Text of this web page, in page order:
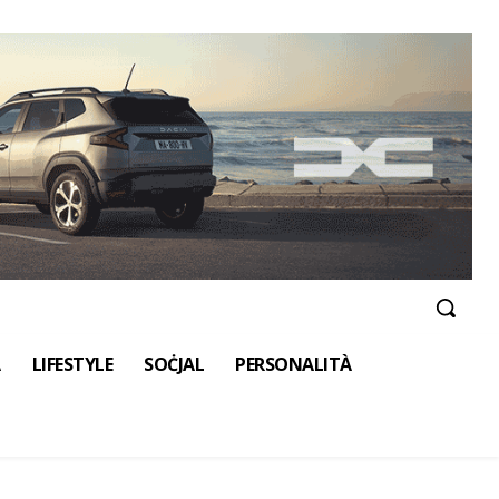
LIFESTYLE SOĊJAL PERSONALITÀ